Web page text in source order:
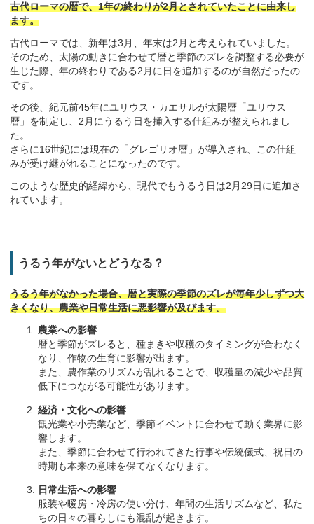
古代ローマの暦で、1年の終わりが2月とされていたことに由来し
ます。
古代ローマでは、新年は3月、年末は2月と考えられていました。
そのため、太陽の動きに合わせて暦と季節のズレを調整する必要が
生じた際、年の終わりである2月に日を追加するのが自然だったの
です。
その後、紀元前45年にユリウス・カエサルが太陽暦「ユリウス
暦」を制定し、2月にうるう日を挿入する仕組みが整えられまし
た。
さらに16世紀には現在の「グレゴリオ暦」が導入され、この仕組
みが受け継がれることになったのです。
このような歴史的経緯から、現代でもうるう日は2月29日に追加さ
れています。
うるう年がないとどうなる？
うるう年がなかった場合、暦と実際の季節のズレが毎年少しずつ大
きくなり、農業や日常生活に悪影響が及びます。
農業への影響
暦と季節がズレると、種まきや収穫のタイミングが合わなく
なり、作物の生育に影響が出ます。
また、農作業のリズムが乱れることで、収穫量の減少や品質
低下につながる可能性があります。
経済・文化への影響
観光業や小売業など、季節イベントに合わせて動く業界に影
響します。
また、季節に合わせて行われてきた行事や伝統儀式、祝日の
時期も本来の意味を保てなくなります。
日常生活への影響
服装や暖房・冷房の使い分け、年間の生活リズムなど、私た
ちの日々の暮らしにも混乱が起きます。